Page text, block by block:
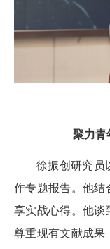
聚力青
徐振创研究员
作专题报告。他结
享实战心得。他谈
尊重现有文献成果